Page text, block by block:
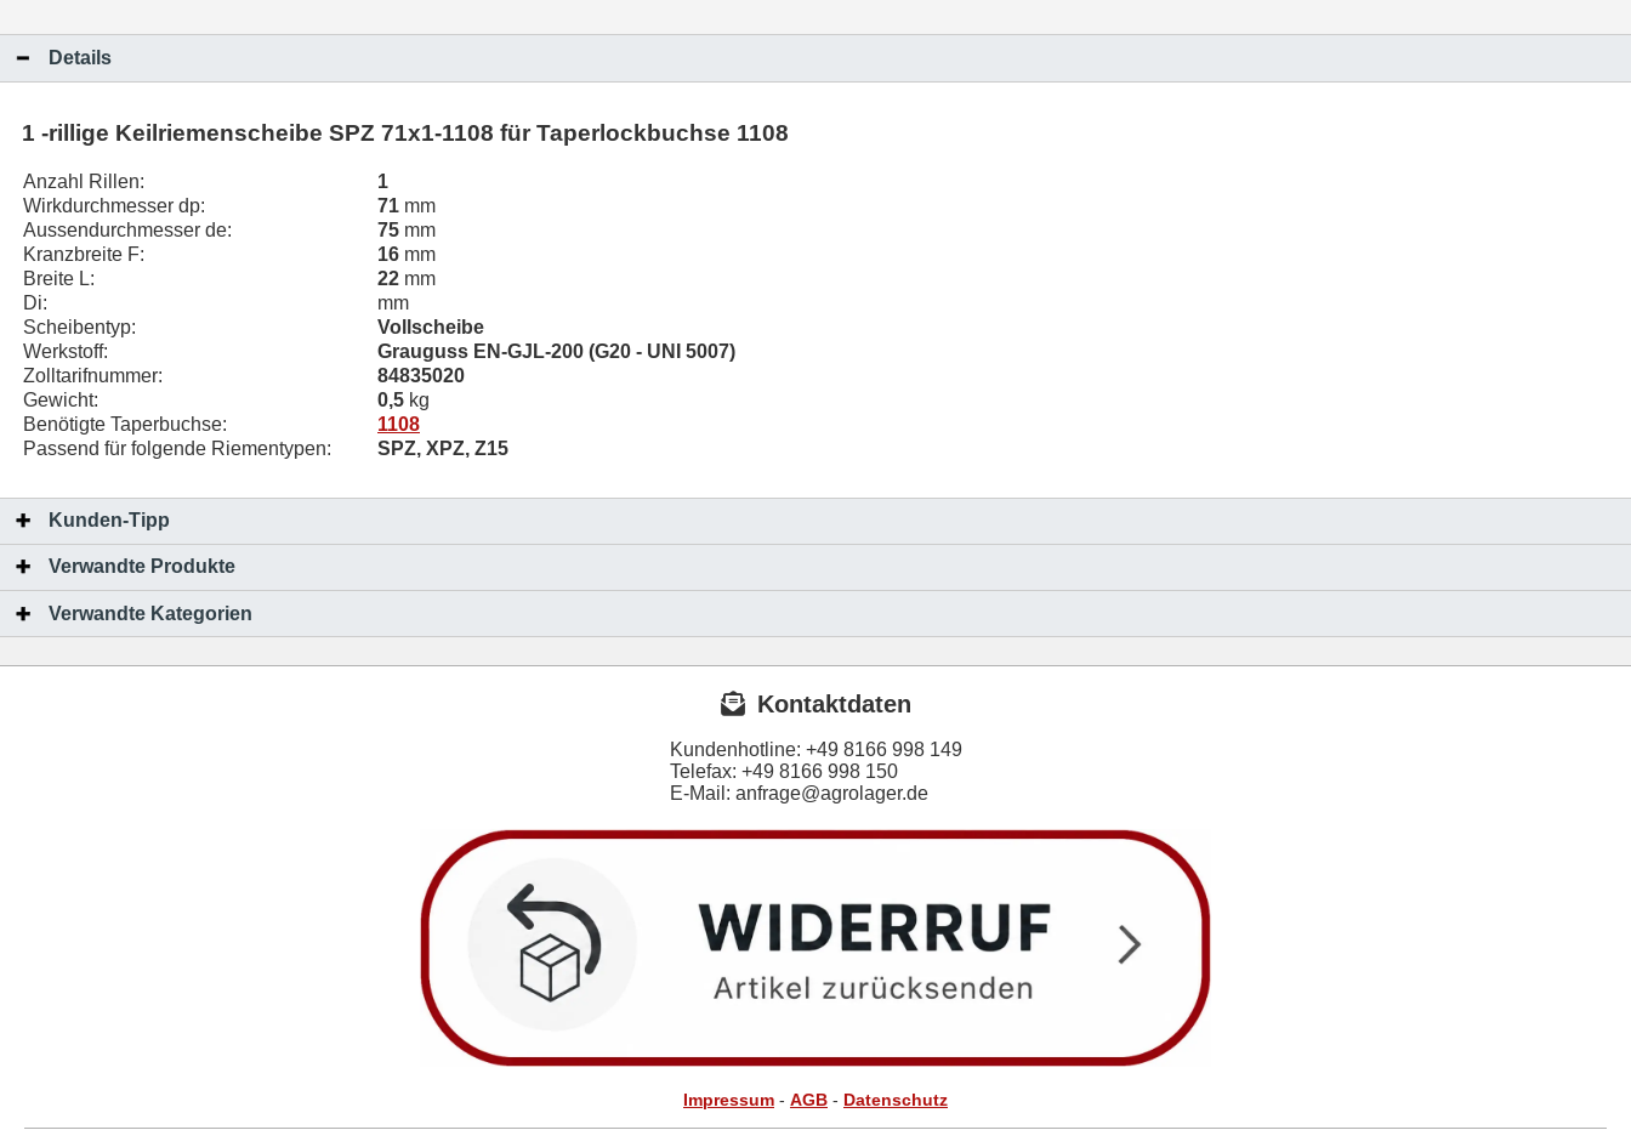
Details
1 -rillige Keilriemenscheibe SPZ 71x1-1108 für Taperlockbuchse 1108
Anzahl Rillen:
1
Wirkdurchmesser dp:
71 mm
Aussendurchmesser de:
75 mm
Kranzbreite F:
16 mm
Breite L:
22 mm
Di:
mm
Scheibentyp:
Vollscheibe
Werkstoff:
Grauguss EN-GJL-200 (G20 - UNI 5007)
Zolltarifnummer:
84835020
Gewicht:
0,5 kg
Benötigte Taperbuchse:
1108
Passend für folgende Riementypen:
SPZ, XPZ, Z15
Kunden-Tipp
Verwandte Produkte
Verwandte Kategorien
Kontaktdaten
Kundenhotline: +49 8166 998 149
Telefax: +49 8166 998 150
E-Mail: anfrage@agrolager.de
Impressum - AGB - Datenschutz